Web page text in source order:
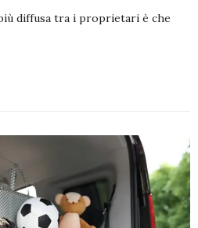
diffusa tra i proprietari è che